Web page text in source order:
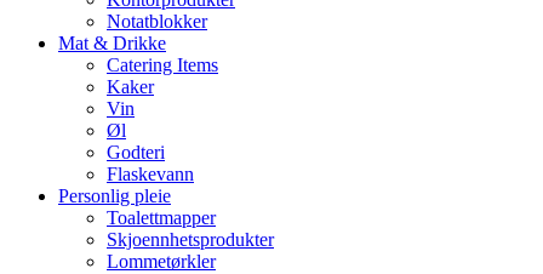
Notatblokker
Mat & Drikke
Catering Items
Kaker
Vin
Øl
Godteri
Flaskevann
Personlig pleie
Toalettmapper
Skjoennhetsprodukter
Lommetørkler